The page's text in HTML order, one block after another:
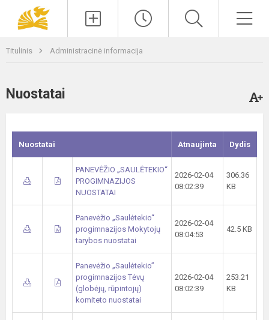
Titulinis Administracinė informacija
Nuostatai
Nuostatai Atnaujinta Dydis
PANEVĖŽIO „SAULĖTEKIO“
PROGIMNAZIJOS
NUOSTATAI
2026-02-04
08:02:39
306.36
KB
Panevėžio „Saulėtekio“
progimnazijos Mokytojų
tarybos nuostatai
2026-02-04
08:04:53
42.5 KB
Panevėžio „Saulėtekio”
progimnazijos Tėvų
(globėjų, rūpintojų)
komiteto nuostatai
2026-02-04
08:02:39
253.21
KB